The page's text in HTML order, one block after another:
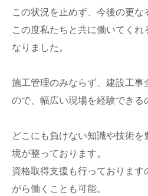
この状況を止めず、今後の更な
この度私たちと共に働いてくれ
なりました。
施工管理のみならず、建設工事
ので、幅広い現場を経験できる
どこにも負けない知識や技術
境が整っております。
資格取得支援も行っておりま
がら働くことも可能。